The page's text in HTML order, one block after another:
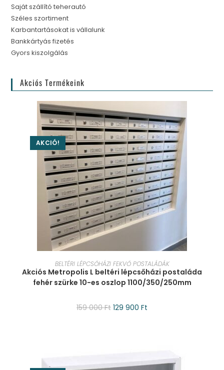
Saját szállító teherautó
Széles szortiment
Karbantartásokat is vállalunk
Bankkártyás fizetés
Gyors kiszolgálás
Akciós Termékeink
AKCIÓ!
KOSÁRBA TESZEM
BELTÉRI LÉPCSŐHÁZI FEKVŐ POSTALÁDÁK
Akciós Metropolis L beltéri lépcsőházi postaláda
fehér szürke 10-es oszlop 1100/350/250mm
159 000Ft 129 900 Ft